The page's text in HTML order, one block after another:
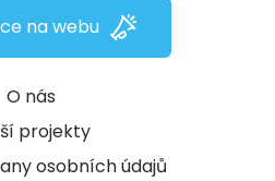
O nás
projekty
osobních údajů
na webu